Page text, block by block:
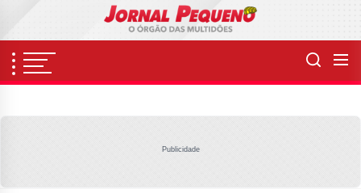
content
Publicidade